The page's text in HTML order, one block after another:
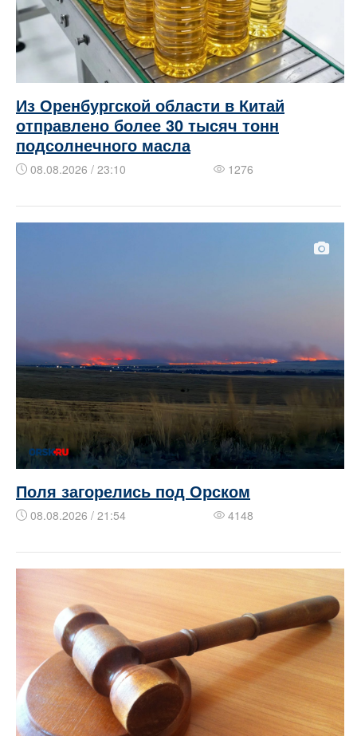
Из Оренбургской области в Китай
отправлено более 30 тысяч тонн
подсолнечного масла
08.08.2026 / 23:10 1276
Поля загорелись под Орском
08.08.2026 / 21:54 4148